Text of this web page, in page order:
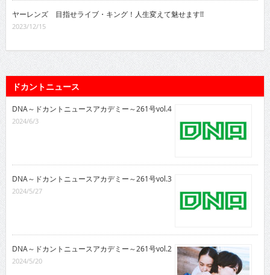
ヤーレンズ 目指せライブ・キング！人生変えて魅せます!!
2023/12/15
ドカントニュース
DNA～ドカントニュースアカデミー～261号vol.4
2024/6/3
DNA～ドカントニュースアカデミー～261号vol.3
2024/5/27
DNA～ドカントニュースアカデミー～261号vol.2
2024/5/20